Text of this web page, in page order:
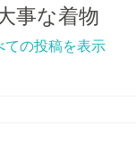
事な着物
ての投稿を表示